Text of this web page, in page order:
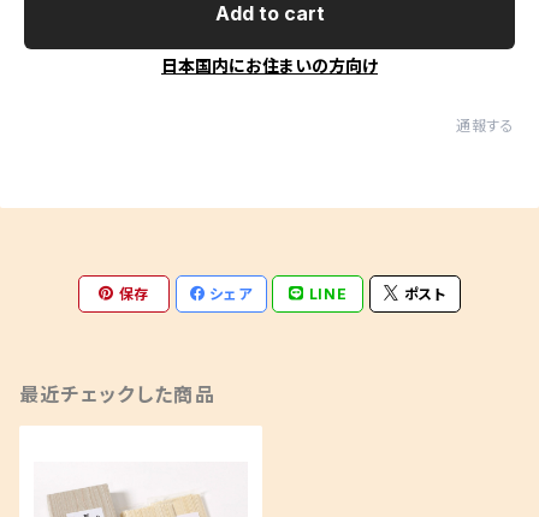
Add to cart
日本国内にお住まいの方向け
通報する
保存 シェア LINE ポスト
最近チェックした商品